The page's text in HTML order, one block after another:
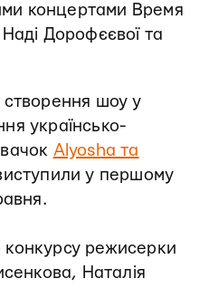
концертами Время
Дорофєєвої та
створення шоу у
українсько-
Alyosha та
у першому
конкурсу режисерки
Наталія